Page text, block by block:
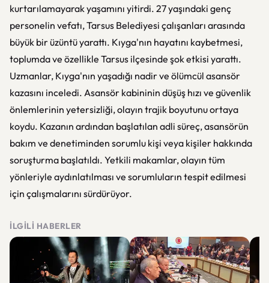
kurtarılamayarak yaşamını yitirdi. 27 yaşındaki genç
personelin vefatı, Tarsus Belediyesi çalışanları arasında
büyük bir üzüntü yarattı. Kıyga'nın hayatını kaybetmesi,
toplumda ve özellikle Tarsus ilçesinde şok etkisi yarattı.
Uzmanlar, Kıyga'nın yaşadığı nadir ve ölümcül asansör
kazasını inceledi. Asansör kabininin düşüş hızı ve güvenlik
önlemlerinin yetersizliği, olayın trajik boyutunu ortaya
koydu. Kazanın ardından başlatılan adli süreç, asansörün
bakım ve denetiminden sorumlu kişi veya kişiler hakkında
soruşturma başlatıldı. Yetkili makamlar, olayın tüm
yönleriyle aydınlatılması ve sorumluların tespit edilmesi
için çalışmalarını sürdürüyor.
İLGILI HABERLER